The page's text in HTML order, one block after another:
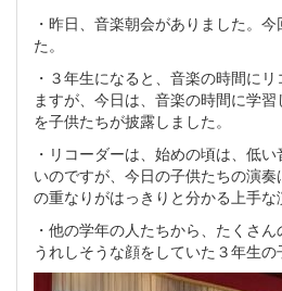
・昨日、音楽朝会がありました。
た。
・３年生になると、音楽の時間に
ますが、今日は、音楽の時間に学
を子供たちが披露しました。
・リコーダーは、始めの頃は、低
いのですが、今日の子供たちの演
の重なりがはっきりと分かる上手な
・他の学年の人たちから、たくさ
うれしそうな顔をしていた３年生の